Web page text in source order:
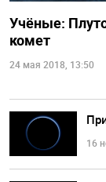
Учёные:
комет
24 мая 2018, 13:50
16